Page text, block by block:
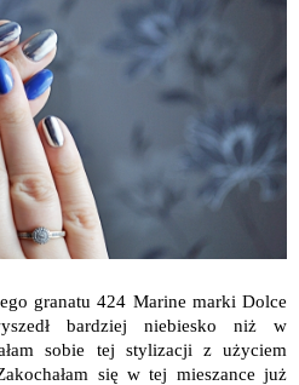
granatu 424 Marine marki Dolce
bardziej niebiesko niż w
sobie tej stylizacji z użyciem
się w tej mieszance już